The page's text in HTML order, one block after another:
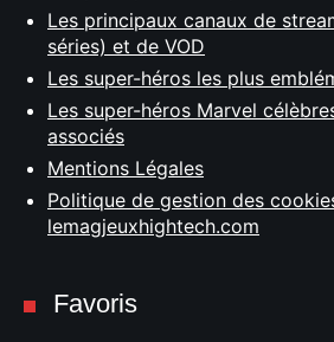
Les principaux canaux de
séries) et de VOD
Les super-héros les plus
Les super-héros Marvel
associés
Mentions Légales
Politique de gestion des
lemagjeuxhightech.com
Favoris